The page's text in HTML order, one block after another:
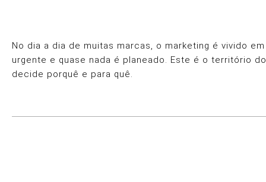
No dia a dia de muitas marcas, o marketing é vivido
urgente e quase nada é planeado. Este é o território
decide porquê e para quê.